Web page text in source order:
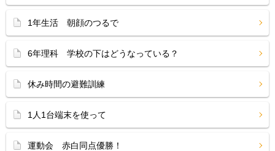
1年生活 朝顔のつるで
6年理科 学校の下はどうなっている？
休み時間の避難訓練
1人1台端末を使って
運動会 赤白同点優勝！